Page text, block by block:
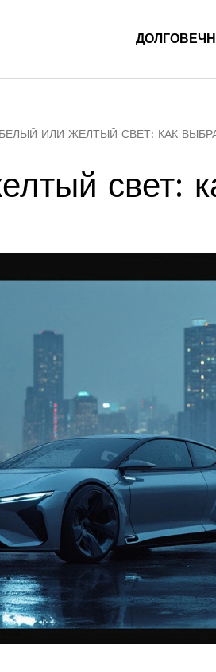
БЕЛЫЙ ИЛИ ЖЕЛТЫЙ СВЕТ: КАК
свет: